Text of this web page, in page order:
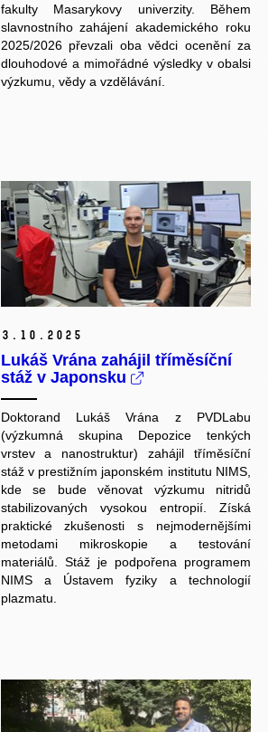
fakulty Masarykovy univerzity. Během
slavnostního zahájení akademického roku
2025/2026 převzali oba vědci ocenění za
dlouhodové a mimořádné výsledky v obalsi
výzkumu, vědy a vzdělávání.
3. 10. 2025
Lukáš Vrána zahájil tříměsíční
stáž v Japonsku
Doktorand Lukáš Vrána z PVDLabu
(výzkumná skupina Depozice tenkých
vrstev a nanostruktur) zahájil tříměsíční
stáž v prestižním japonském institutu NIMS,
kde se bude věnovat výzkumu nitridů
stabilizovaných vysokou entropií. Získá
praktické zkušenosti s nejmodernějšími
metodami mikroskopie a testování
materiálů. Stáž je podpořena programem
NIMS a Ústavem fyziky a technologií
plazmatu.